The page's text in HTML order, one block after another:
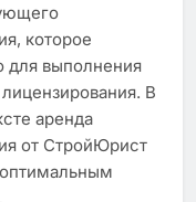
которое
для выполнения
В
аренда
от СтройЮрист